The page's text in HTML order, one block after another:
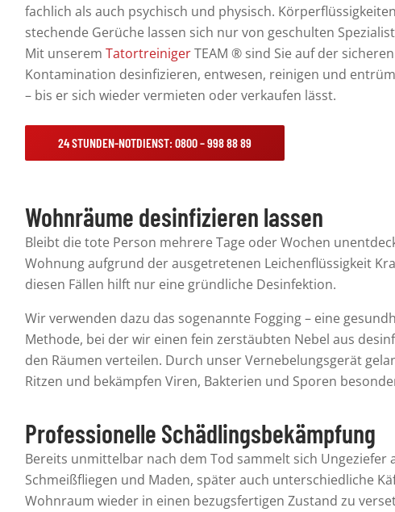
fachlich als auch psychisch und physisch.
stechende Gerüche lassen sich nur von geschulten
Mit unserem TatortreinigerTEAM ®sind Sie auf der sicheren
Kontamination desinfizieren, entwesen, reinigen und
– bis er sich wieder vermieten oder verkaufen lässt.
24 STUNDEN-NOTDIENST: 0800 – 998 88 89
Wohnräume desinfizieren lassen
Bleibt die tote Person mehrere Tage oder Wochen
Wohnung aufgrund der ausgetretenen Leichenflüssigkeit
diesen Fällen hilft nur eine gründliche Desinfektion.
Wir verwenden dazu das sogenannte Fogging – eine
Methode, bei der wir einen fein zerstäubten Nebel aus
den Räumen verteilen. Durch unser Vernebelungsgerät
Ritzen und bekämpfen Viren, Bakterien und Sporen
Professionelle Schädlingsbekämpfung
Bereits unmittelbar nach dem Tod sammelt sich Ungeziefer
Schmeißfliegen und Maden, später auch unterschiedliche
Wohnraum wieder in einen bezugsfertigen Zustand zu